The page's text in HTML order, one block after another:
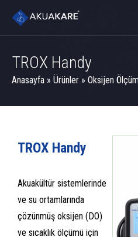
TROX Handy
Anasayfa » Ürünler » Oksijen
TROX Handy
Akuakültür sistemlerinde
ve su ortamlarında
çözünmüş oksijen (DO)
ve sıcaklık ölçümü için